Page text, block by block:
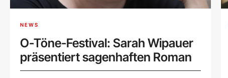
NEWS
O-Töne-Festival: Sarah Wipauer
präsentiert sagenhaften Roman